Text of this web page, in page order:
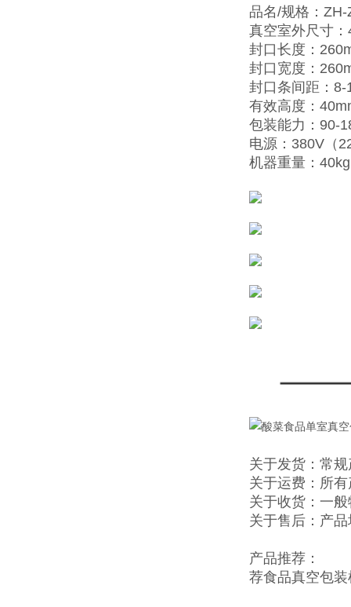
品名/规格：
真空室外尺寸
封口长度：
封口宽度：
封口条间距：8-
有效高度：
包装能力：90-
电源：380V（
机器重量：40kg
关于发货：常
关于运费：所
关于收货：一
关于售后：产
产品推荐：
荐食品真空包装